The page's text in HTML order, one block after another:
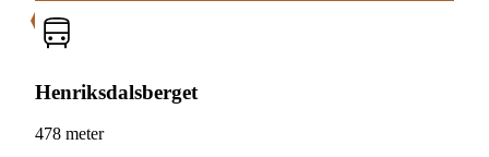
Henriksdalsberget
478 meter